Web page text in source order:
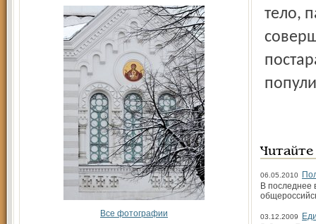
Все фотографии
тело,
06.05.2010
В последнее
03.12.2009